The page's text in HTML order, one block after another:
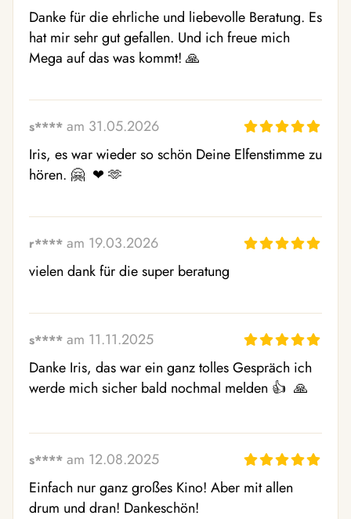
Danke für die ehrliche und liebevolle Beratung. Es
hat mir sehr gut gefallen. Und ich freue mich
Mega auf das was kommt! 🙏
s**** am 31.05.2026
Iris, es war wieder so schön Deine Elfenstimme zu
hören. 🤗  ❤ ️🫶
r**** am 19.03.2026
vielen dank für die super beratung
s**** am 11.11.2025
Danke Iris, das war ein ganz tolles Gespräch ich
werde mich sicher bald nochmal melden 👍  🙏
s**** am 12.08.2025
Einfach nur ganz großes Kino! Aber mit allen
drum und dran! Dankeschön!